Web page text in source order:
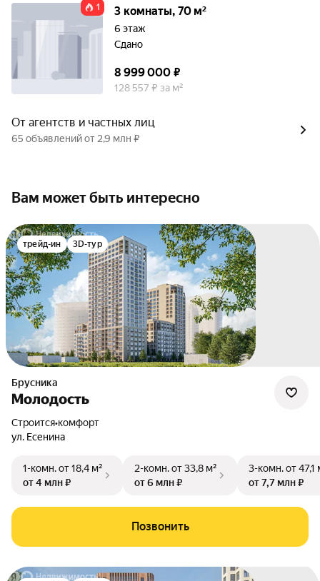
1 3 комнаты, 70 м²
6 этаж
Сдано
8 999 000 ₽
128 557 ₽ за м²
От агентств и частных лиц
65 объявлений от 2,9 млн ₽
Вам может быть интересно
трейд-ин 3D-тур
Брусника
Молодость
Строится•комфорт
ул. Есенина
1-комн.от 18,4 м²
от 4 млн ₽
2-комн.от 33,8 м²
от 6 млн ₽
3-комн.от 47,1
от 7,7 млн ₽
Позвонить